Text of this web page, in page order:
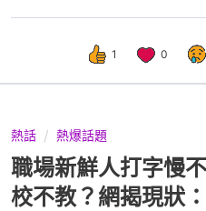
1 0
熱話 熱爆話題
職場新鮮人打字慢
校不教？網揭現狀